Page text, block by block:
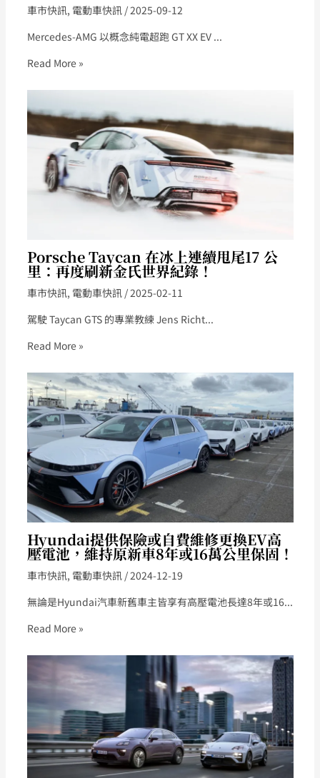
車市快訊, 電動車快訊/2025-09-12
Mercedes-AMG 以概念純電超跑 GT XX EV ...
Read More »
Porsche Taycan 在冰上連續甩尾17 公
里：再度刷新金氏世界紀錄！
車市快訊, 電動車快訊/2025-02-11
駕駛 Taycan GTS 的專業教練 Jens Richt...
Read More »
Hyundai提供保險或自費維修更換EV高
壓電池，維持原新車8年或16萬公里保固！
車市快訊, 電動車快訊/2024-12-19
無論是Hyundai汽車新舊車主皆享有高壓電池長達8年或16...
Read More »